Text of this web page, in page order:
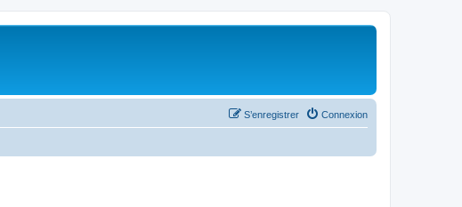
Connexion
S’enregistrer